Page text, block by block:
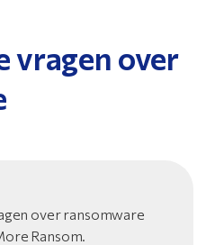
vragen over
over ransomware
Ransom.